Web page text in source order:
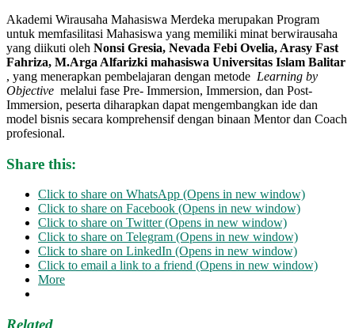
Akademi Wirausaha Mahasiswa Merdeka merupakan Program
untuk memfasilitasi Mahasiswa yang memiliki minat berwirausaha
yang diikuti oleh Nonsi Gresia, ⁠Nevada Febi Ovelia, ⁠Arasy Fast
Fahriza, M.Arga Alfarizki mahasiswa Universitas Islam Balitar
, yang menerapkan pembelajaran dengan metode Learning by
Objective melalui fase Pre- Immersion, Immersion, dan Post-
Immersion, peserta diharapkan dapat mengembangkan ide dan
model bisnis secara komprehensif dengan binaan Mentor dan Coach
profesional.
Share this:
Click to share on WhatsApp (Opens in new window)
Click to share on Facebook (Opens in new window)
Click to share on Twitter (Opens in new window)
Click to share on Telegram (Opens in new window)
Click to share on LinkedIn (Opens in new window)
Click to email a link to a friend (Opens in new window)
More
Related